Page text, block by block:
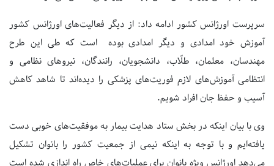
سرپرست اورژانس کشور ادامه داد: از دیگر فعالیت‌های اورژانس‌ کشور
آموزش خود امدادی و دیگر امدادی بوده است که طی این طرح
مهندسان، معلمان، طلّاب‌، دانشجویان، رانندگان، نیروهای نظامی و
انتظامی آموزش‌های لازم فوریت‌های پزشکی را دیده‌اند تا شاهد کاهش
آسیب و حفظ جان افراد شویم‌.
وی با بیان اینکه در بخش ستاد هدایت بیمار به موفقیت‌های خوبی دست
یافته‌ایم و با توجه به اینکه نیمی از جمعیت کشور را بانوان تشکیل